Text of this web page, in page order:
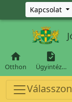
Ugrás a főKapcsolat

Otthon

Ügyintéz…